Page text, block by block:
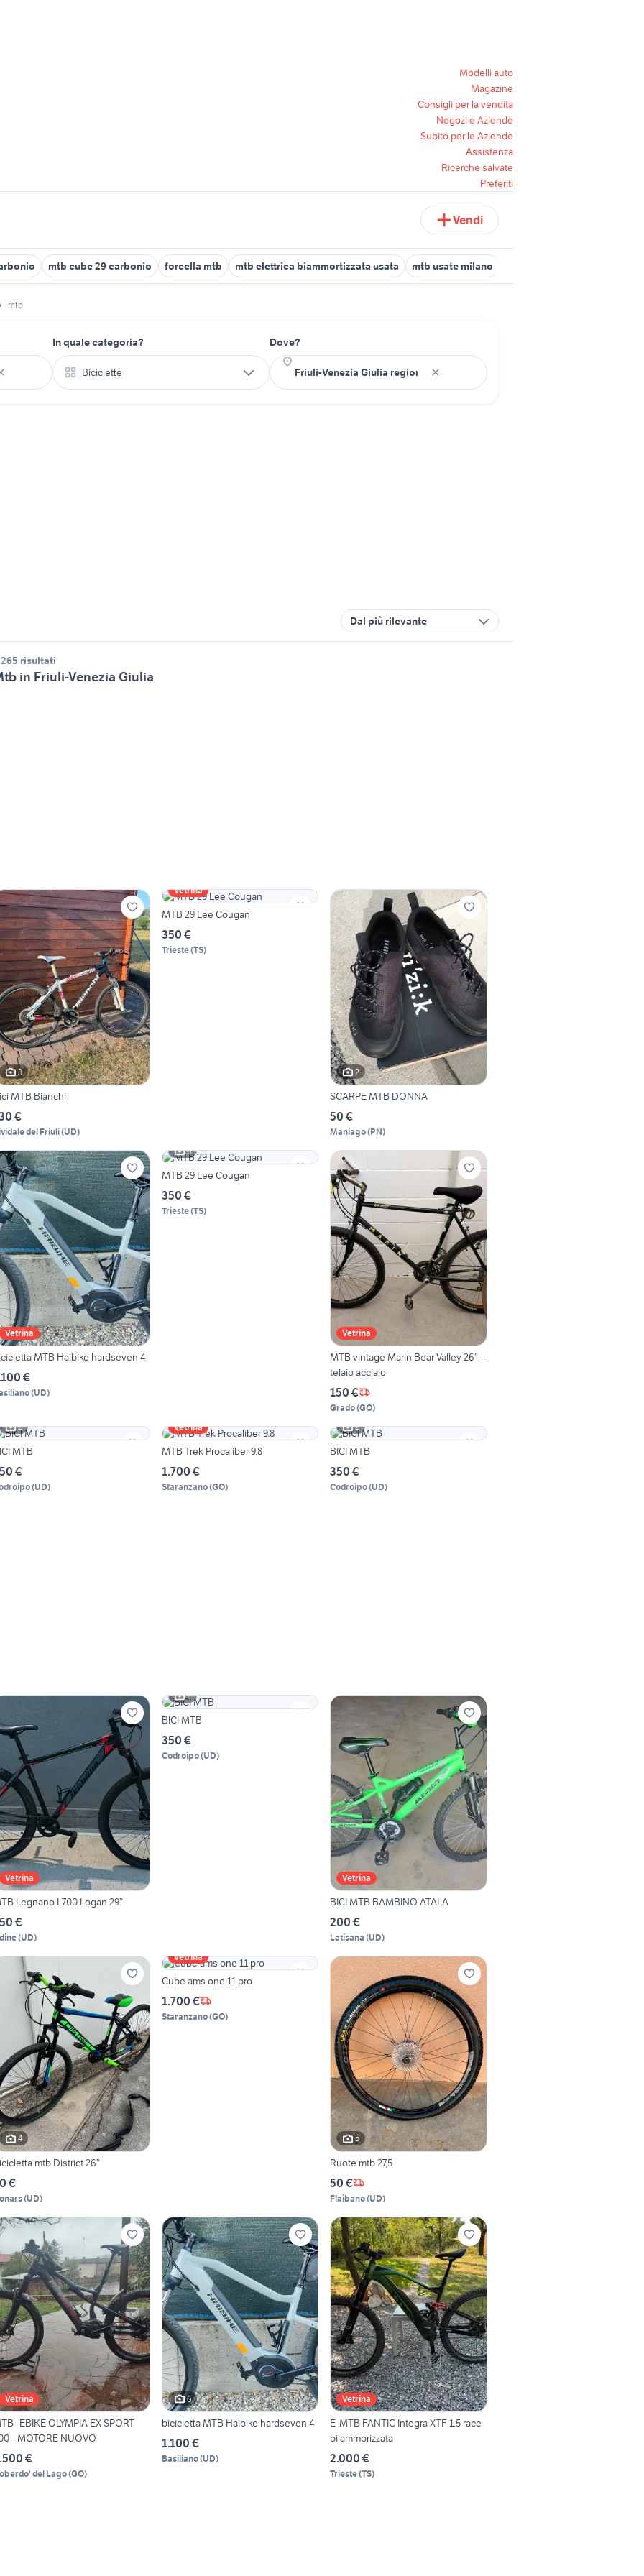
Modelli auto
Magazine
Consigli per la vendita
Negozi e Aziende
Subito per le Aziende
Assistenza
Ricerche salvate
Preferiti
Vendi
mtb cube 29 carbonio forcella mtb mtb elettrica biammortizzata usata mtb usate milano
mtb
In quale categoria?
Biciclette
Dove?
Dal più rilevante
risultati
in Friuli-Venezia Giulia
3
MTB Bianchi
€
del Friuli(UD)
Vetrina
MTB 29 Lee Cougan
350 €
Trieste(TS)
2
SCARPE MTB DONNA
50 €
Maniago(PN)
Vetrina
MTB Haibike hardseven 4
€
(UD)
6
MTB 29 Lee Cougan
350 €
Trieste(TS)
Vetrina
MTB vintage Marin Bear Valley 26” –
telaio acciaio
150 €
Grado(GO)
2
MTB
€
(UD)
Vetrina
MTB Trek Procaliber 9.8
1.700 €
Staranzano(GO)
2
BICI MTB
350 €
Codroipo(UD)
Vetrina
Legnano L700 Logan 29”
€
(UD)
2
BICI MTB
350 €
Codroipo(UD)
Vetrina
BICI MTB BAMBINO ATALA
200 €
Latisana (UD)
4
mtb District 26”
€
(UD)
Vetrina
Cube ams one 11 pro
1.700 €
Staranzano(GO)
5
Ruote mtb 27,5
50 €
Flaibano(UD)
Vetrina
OLYMPIA EX SPORT
- MOTORE NUOVO
€
del Lago(GO)
6
bicicletta MTB Haibike hardseven 4
1.100 €
Basiliano(UD)
Vetrina
E-MTB FANTIC Integra XTF 1.5 race
bi ammorizzata
2.000 €
Trieste(TS)